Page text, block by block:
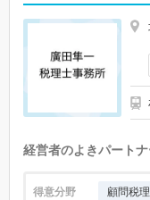
経営者のよきパート
得意分野 顧問税